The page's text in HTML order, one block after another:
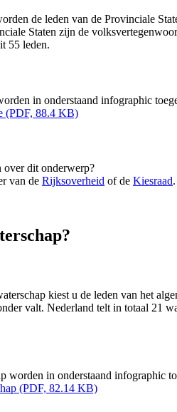
de leden van de Provinciale
Staten zijn de
55 leden.
in onderstaand infographic
(PDF, 88.4 KB)
over dit onderwerp?
van de Rijksoverheid of de Kiesraad.
kiest u de leden van het
valt. Nederland telt in totaal 21
worden in onderstaand infographic
(PDF, 82.14 KB)